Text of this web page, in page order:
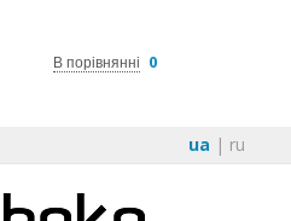
В порівнянні 0
ua | ru